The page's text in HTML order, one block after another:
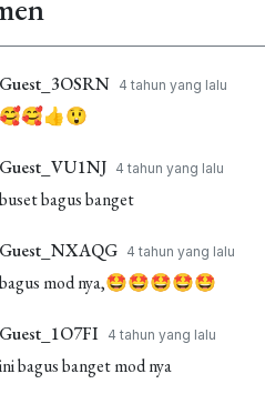
Guest_3OSRN 4 tahun yang lalu
🥰🥰👍😲
Guest_VU1NJ 4 tahun yang lalu
buset bagus banget
Guest_NXAQG 4 tahun yang lalu
bagus mod nya,🤩🤩🤩🤩🤩
Guest_1O7FI 4 tahun yang lalu
ini bagus banget mod nya